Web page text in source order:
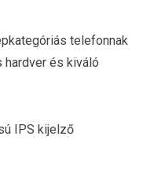
telefonnak
és kiváló
IPS kijelző